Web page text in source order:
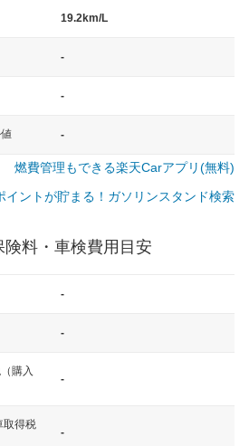
19.2km/L
-
-
-
燃費管理もできる楽天Carアプリ(無料)
イントが貯まる！ガソリンスタンド検索
険料・車検費用目安
-
-
購入
-
取得税
-